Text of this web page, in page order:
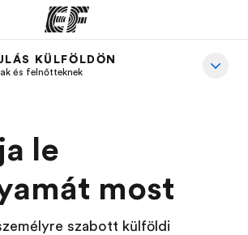
megtekintése
KÜLFÖLDÖN
és felnőtteknek
le
most
szabott külföldi